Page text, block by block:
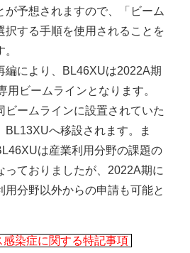
が予想されますので、「ビーム
択する手順を使用されることを
編により、BL46XUは2022A期
用ビームラインとなります。
ビームラインに設置されていた
BL13XUへ移設されます。ま
は産業利用分野の課題の
っておりましたが、2022A期に
用分野以外からの申請も可能と
染症に関する特記事項